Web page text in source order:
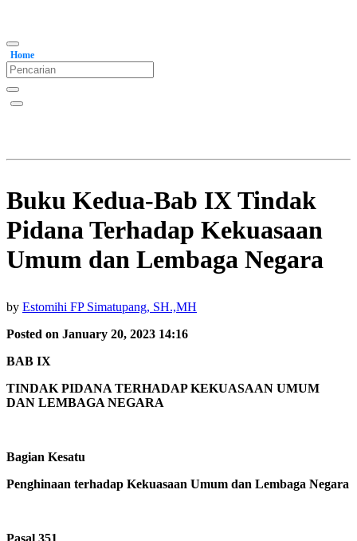
Home
Buku Kedua-Bab IX Tindak
Pidana Terhadap Kekuasaan
Umum dan Lembaga Negara
by Estomihi FP Simatupang, SH.,MH
Posted on January 20, 2023 14:16
BAB IX
TINDAK PIDANA TERHADAP KEKUASAAN UMUM
DAN LEMBAGA NEGARA
Bagian Kesatu
Penghinaan terhadap Kekuasaan Umum dan Lembaga Negara
Pasal 351